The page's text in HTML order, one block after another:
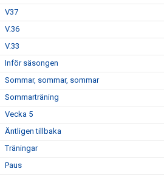
V37
V.36
V.33
Inför säsongen
Sommar, sommar, sommar
Sommarträning
Vecka 5
Äntligen tillbaka
Träningar
Paus